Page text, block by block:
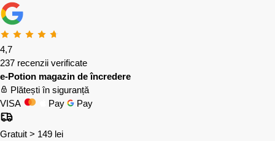
4,7
237 recenzii verificate
e-Potion magazin de încredere
Plătești în siguranță
VISA
Pay Pay
Gratuit > 149 lei